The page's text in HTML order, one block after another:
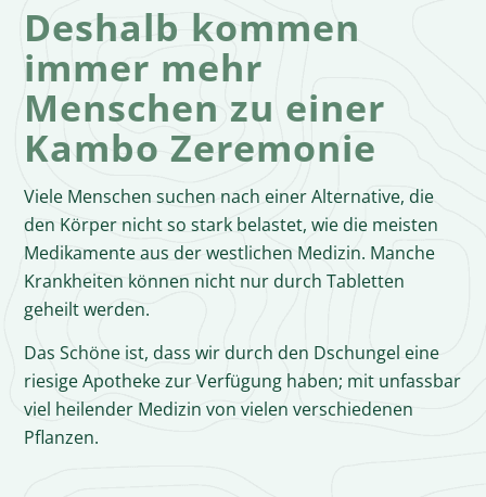
Deshalb kommen
immer mehr
Menschen zu einer
Kambo Zeremonie
Viele Menschen suchen nach einer Alternative, die
den Körper nicht so stark belastet, wie die meisten
Medikamente aus der westlichen Medizin. Manche
Krankheiten können nicht nur durch Tabletten
geheilt werden.
Das Schöne ist, dass wir durch den Dschungel eine
riesige Apotheke zur Verfügung haben; mit unfassbar
viel heilender Medizin von vielen verschiedenen
Pflanzen.